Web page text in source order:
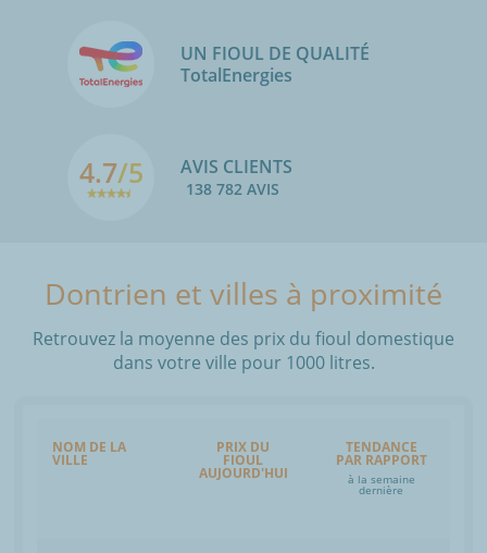
UN FIOUL DE QUALITÉ
TotalEnergies
4.7/5 AVIS CLIENTS
138 782 AVIS
Dontrien et villes à proximité
Retrouvez la moyenne des prix du fioul domestique
dans votre ville pour 1000 litres.
NOM DE LA
VILLE
PRIX DU
FIOUL
AUJOURD'HUI
TENDANCE
PAR RAPPORT
à la semaine
dernière